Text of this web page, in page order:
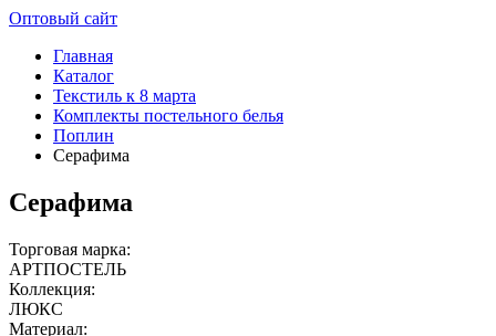
Оптовый сайт
Главная
Каталог
Текстиль к 8 марта
Комплекты постельного белья
Поплин
Серафима
Серафима
Торговая марка:
АРТПОСТЕЛЬ
Коллекция:
ЛЮКС
Материал: